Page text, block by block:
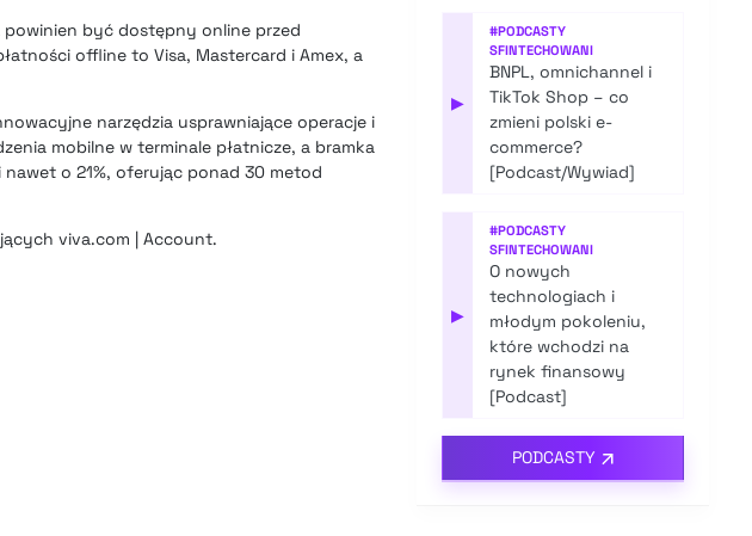
być dostępny online przed
offline to Visa, Mastercard i Amex, a
narzędzia usprawniające operacje i
mobilne w terminale płatnicze, a bramka
o 21%, oferując ponad 30 metod
viva.com | Account.
▶
#PODCASTY
SFINTECHOWANI
BNPL, omnichannel i
TikTok Shop – co
zmieni polski e-
commerce?
[Podcast/Wywiad]
▶
#PODCASTY
SFINTECHOWANI
O nowych
technologiach i
młodym pokoleniu,
które wchodzi na
rynek finansowy
[Podcast]
PODCASTY